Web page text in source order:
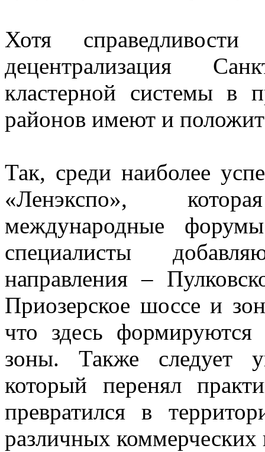
Хотя
децентрализация
кластерной системы в
районов имеют и
Так, среди наиболее
«Ленэкспо»,
международные
специалисты
направления –
Приозерское шоссе и
что здесь формируются
зоны. Также следует
который перенял
превратился в
различных коммерческих